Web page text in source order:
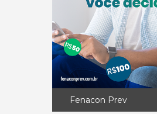
Fenacon Prev